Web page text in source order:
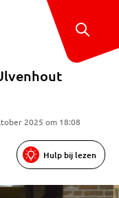
2025 om 18:08
Hulp bij lezen